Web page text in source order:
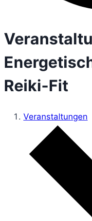
Reiki-Fit
Veranstaltungen